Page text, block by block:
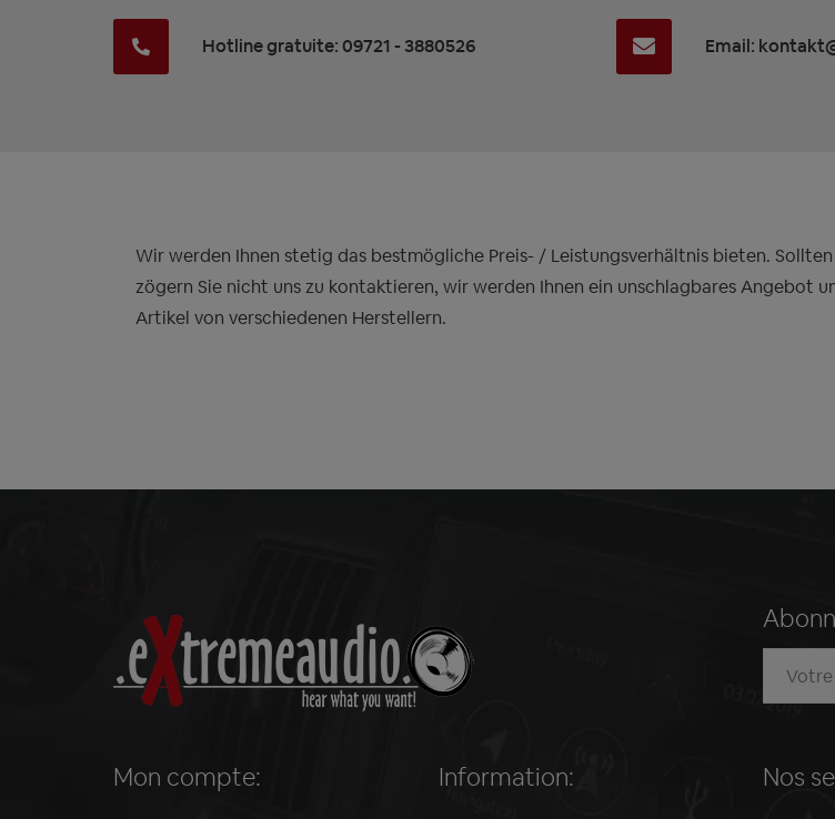
Hotline gratuite: 09721 - 3880526 Email:
Wir werden Ihnen stetig das bestmögliche Preis- / Leistungsverhältnis bieten.
zögern Sie nicht uns zu kontaktieren, wir werden Ihnen ein unschlagbares Angebot
Artikel von verschiedenen Herstellern.
Mon compte: Information: Nos